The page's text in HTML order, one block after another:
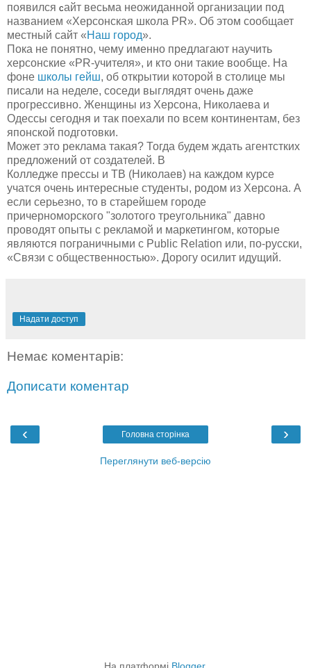
появился сайт весьма неожиданной организации под
названием «Херсонская школа PR». Об этом сообщает
местный сайт «Наш город».
Пока не понятно, чему именно предлагают научить
херсонские «PR-учителя», и кто они такие вообще. На
фоне школы гейш, об открытии которой в столице мы
писали на неделе, соседи выглядят очень даже
прогрессивно. Женщины из Херсона, Николаева и
Одессы сегодня и так поехали по всем континентам, без
японской подготовки.
Может это реклама такая? Тогда будем ждать агентстких
предложений от создателей. В
Колледже прессы и ТВ (Николаев) на каждом курсе
учатся очень интересные студенты, родом из Херсона. А
если серьезно, то в старейшем городе
причерноморского "золотого треугольника" давно
проводят опыты с рекламой и маркетингом, которые
являются пограничными с Public Relation или, по-русски,
«Связи с общественностью». Дорогу осилит идущий.
Надати доступ
Немає коментарів:
Дописати коментар
‹ ›
Головна сторінка
Переглянути веб-версію
На платформі Blogger.